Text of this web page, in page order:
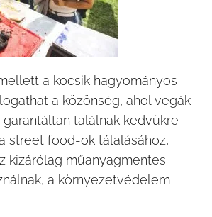
a kocsik hagyományos
a közönség, ahol vegák
találnak kedvükre
street food-ok tálalásához,
kizárólag műanyagmentes
a környezetvédelem